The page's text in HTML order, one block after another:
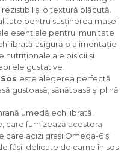
și o textură plăcută.
pentru susținerea masei
esențiale pentru imunitate
asigură o alimentație
nutriționale ale pisicii și
gustative.
este alegerea perfectă
gustoasă, sănătoasă și plină
umedă echilibrată,
care furnizează acestora
care acizi grași Omega-6 și
fâșii delicate de carne în sos